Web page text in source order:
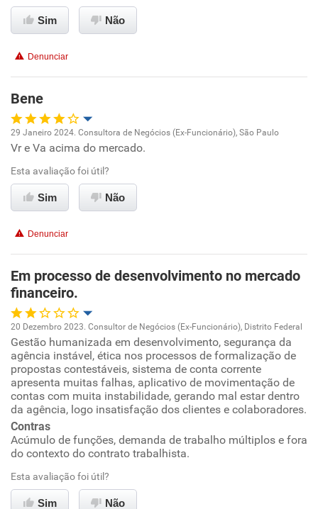
Conciliação com a vida familiar
Recomenda esta empresa
Recomenda a diretoria
Sim Não
Denunciar
Bene
Oportunidade de promoção
Ambiente de trabalho
Benefícios
Recomenda esta empresa
Recomenda a diretoria
29 Janeiro 2024. Consultora de Negócios (Ex-Funcionário), São Paulo
Vr e Va acima do mercado.
Esta avaliação foi útil?
Sim Não
Denunciar
Em processo de desenvolvimento no mercado
financeiro.
Oportunidade de promoção
Ambiente de trabalho
Conciliação com a vida familiar
Benefícios
Não recomenda esta empresa
20 Dezembro 2023. Consultor de Negócios (Ex-Funcionário), Distrito Federal
Gestão humanizada em desenvolvimento, segurança da
agência instável, ética nos processos de formalização de
propostas contestáveis, sistema de conta corrente
apresenta muitas falhas, aplicativo de movimentação de
contas com muita instabilidade, gerando mal estar dentro
da agência, logo insatisfação dos clientes e colaboradores.
Contras
Acúmulo de funções, demanda de trabalho múltiplos e fora
do contexto do contrato trabalhista.
Esta avaliação foi útil?
Sim Não